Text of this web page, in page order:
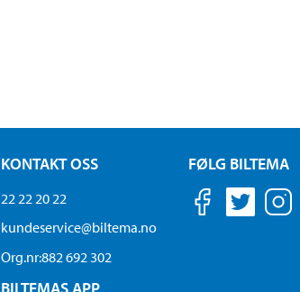
KONTAKT OSS
22 22 20 22
kundeservice@biltema.no
Org.nr:882 692 302
BILTEMAS APP
FØLG BILTEMA